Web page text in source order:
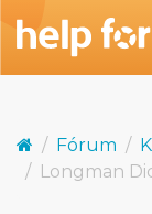
Fórum
Longman